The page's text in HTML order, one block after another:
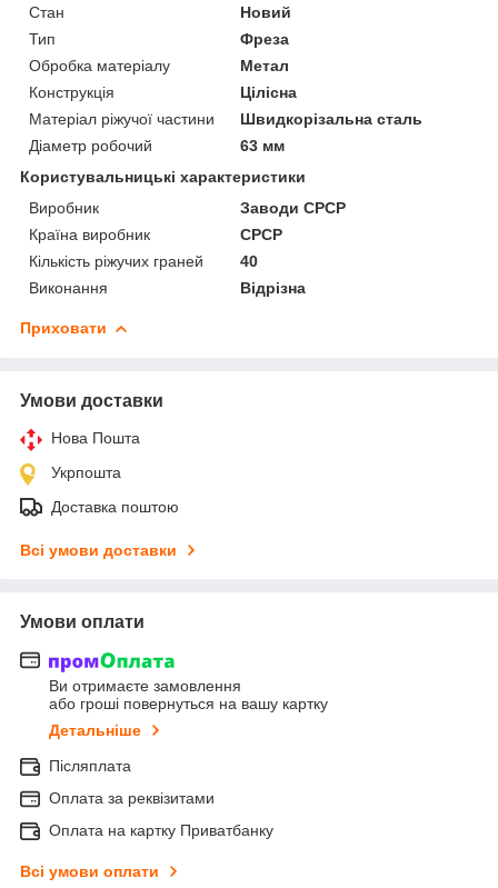
Стан
Новий
Тип
Фреза
Обробка матеріалу
Метал
Конструкція
Цілісна
Матеріал ріжучої частини
Швидкорізальна сталь
Діаметр робочий
63 мм
Користувальницькі характеристики
Виробник
Заводи СРСР
Країна виробник
СРСР
Кількість ріжучих граней
40
Виконання
Відрізна
Приховати
Умови доставки
Нова Пошта
Укрпошта
Доставка поштою
Всі умови доставки
Умови оплати
Ви отримаєте замовлення
або гроші повернуться на вашу картку
Детальніше
Післяплата
Оплата за реквізитами
Оплата на картку Приватбанку
Всі умови оплати